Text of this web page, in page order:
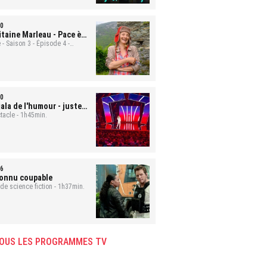
Marleau - Pace è
- Saison 3 - Épisode 4 -
de l'humour - juste
rire- 1h45min.
coupable
science fiction - 1h37min.
LES PROGRAMMES TV